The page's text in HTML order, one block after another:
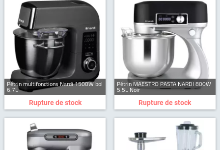
Pétrin multifonctions Nardi 1500W bol
6.7L
Rupture de stock
Pétrin MAESTRO PASTA NARDI 800W
5.5L Noir
Rupture de stock